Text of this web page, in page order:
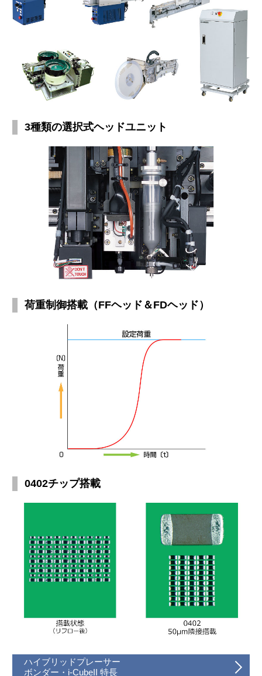
3種類の選択式ヘッドユニット
荷重制御搭載（FFヘッド＆FDヘッド）
0402チップ搭載
ハイブリッドプレーサー
ボンダー・i-CubeII 特長